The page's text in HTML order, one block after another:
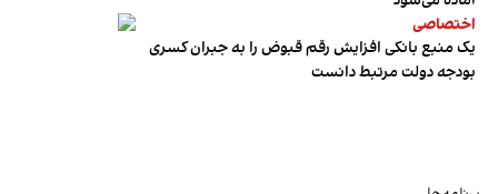
اختصاصی
یک منبع بانکی افزایش رقم قبوض را به جبران کسری
بودجه دولت مرتبط دانست